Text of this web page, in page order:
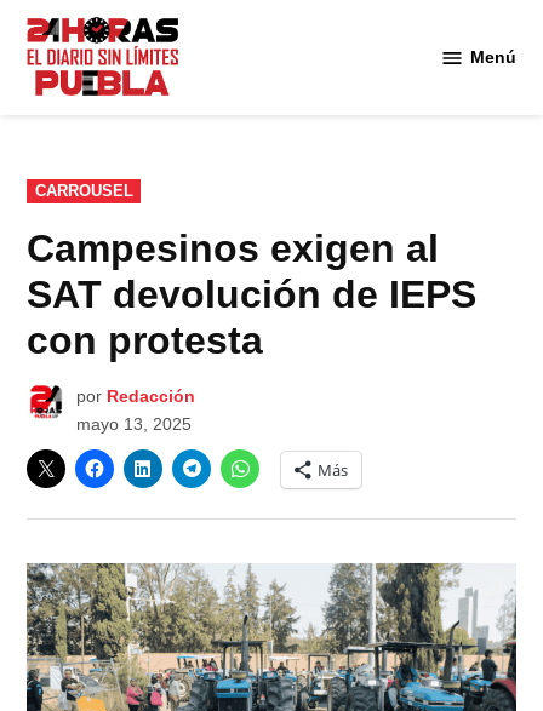
Saltar
contenido
Menú
PUBLICADO
EN
CARROUSEL
Campesinos exigen al
SAT devolución de IEPS
con protesta
por Redacción
mayo 13, 2025
Más